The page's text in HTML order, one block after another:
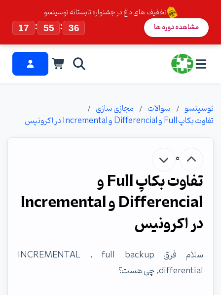
تخفیف های داغ در جشنواره تابستانه توسینسو
17
: 55 : 35 مشاهده دوره ها
توسینسو سوالات
مجازی سازی
تفاوت بکاپ Full و Differencial و Incremental در اکرونیس
0
تفاوت بکاپ Full و
Differencial و Incremental
در اکرونیس
سلام فرق INCREMENTAL , full backup
,differential چی هست؟